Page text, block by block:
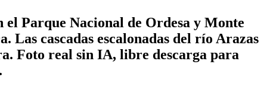
el Parque Nacional de Ordesa y Monte
Las cascadas escalonadas del río Arazas
Foto real sin IA, libre descarga para